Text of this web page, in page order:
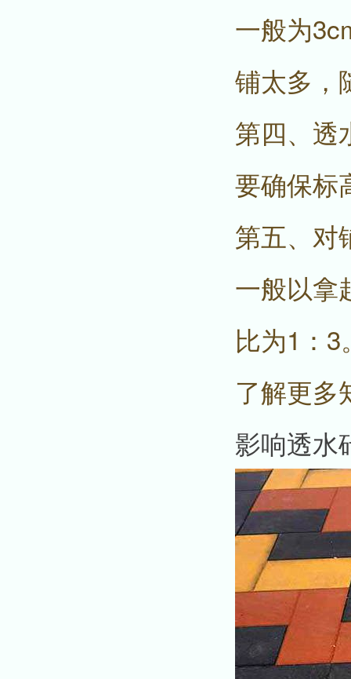
一般为
铺太多，
第四、透
要确保标
第五、对
一般以拿
比为1：3
了解更多
影响透水